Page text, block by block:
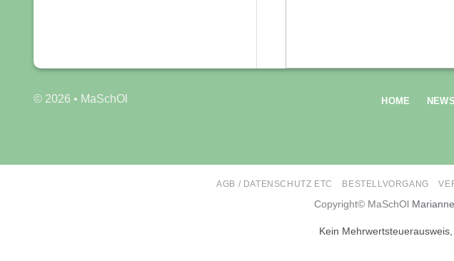
© 2026 • MaSchOl HOME NEWS
AGB / DATENSCHUTZ ETC BESTELLVORGANG
Copyright© MaSchOl
Kein